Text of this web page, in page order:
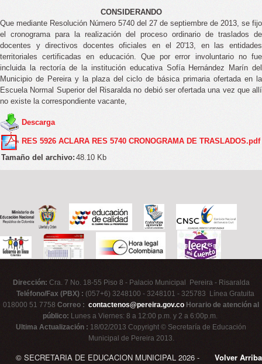
CONSIDERANDO
Que mediante Resolución Número 5740 del 27 de septiembre de 2013, se fijo
el cronograma para la realización del proceso ordinario de traslados de
docentes y directivos docentes oficiales en el 20'13, en las entidades
territoriales certificadas en educación. Que por error involuntario no fue
incluida la rectoría de la institución educativa Sofía Hernández Marín del
Municipio de Pereira y la plaza del ciclo de básica primaria ofertada en la
Escuela Normal Superior del Risaralda no debió ser ofertada una vez que allí
no existe la correspondiente vacante,
Descarga
RES 5926 ACLARA RES 5740 CRONOGRAMA DE TRASLADOS.pdf
Tamaño del archivo: 48.10 Kb
Dirección: Cra. 7 No. 18-55 Piso 8 - Palacio Municipal Pereira - Risaralda
Teléfono/Fax (PBX) : (057+6) 3248100 - 3248101 - 325783 Línea Gratuita
018000 51 7758 Correo : contactenos@pereira.gov.co Horario de atención al
público: Lunes a Viernes: 8 a 12:00 p.m. y 2 a 6:00p.m.
Ultima Actualización : 18/02/2013 Copyright © Secretaría de Educación
Municipal de Pereira 2013.
Volver Arriba
© SECRETARIA DE EDUCACION MUNICIPAL 2026 -